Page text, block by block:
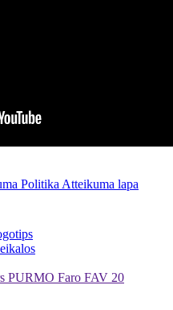
Politika Atteikuma lapa
PURMO Faro FAV 20